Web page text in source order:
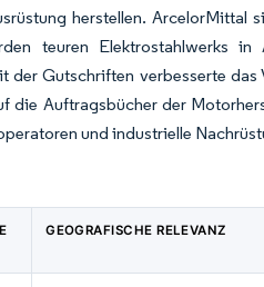
herstellen. ArcelorMittal
teuren Elektrostahlwerks in
Gutschriften verbesserte das
Auftragsbücher der
und industrielle
GEOGRAFISCHE RELEVANZ